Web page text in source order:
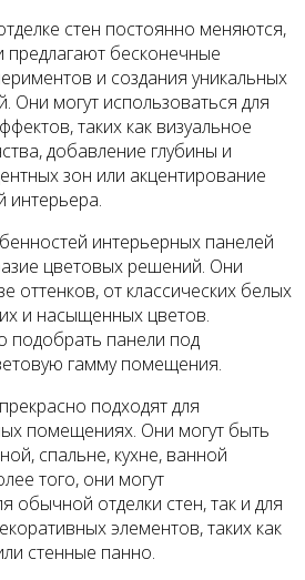
стен постоянно меняются,
предлагают бесконечные
и создания уникальных
Они могут использоваться для
таких как визуальное
добавление глубины и
зон или акцентирование
интерьера.
интерьерных панелей
цветовых решений. Они
оттенков, от классических белых
и насыщенных цветов.
подобрать панели под
гамму помещения.
подходят для
помещениях. Они могут быть
спальне, кухне, ванной
того, они могут
обычной отделки стен, так и для
элементов, таких как
стенные панно.